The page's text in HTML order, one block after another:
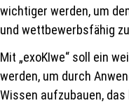
wichtiger werden, um
und wettbewerbsfähig
Mit „exoKIwe“ soll ein
werden, um durch
Wissen aufzubauen,